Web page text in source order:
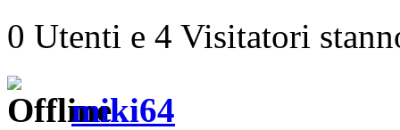
0 Utenti e 4 Visitatori
miki64